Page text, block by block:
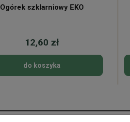
Ogórek szklarniowy EKO
12,60 zł
do koszyka